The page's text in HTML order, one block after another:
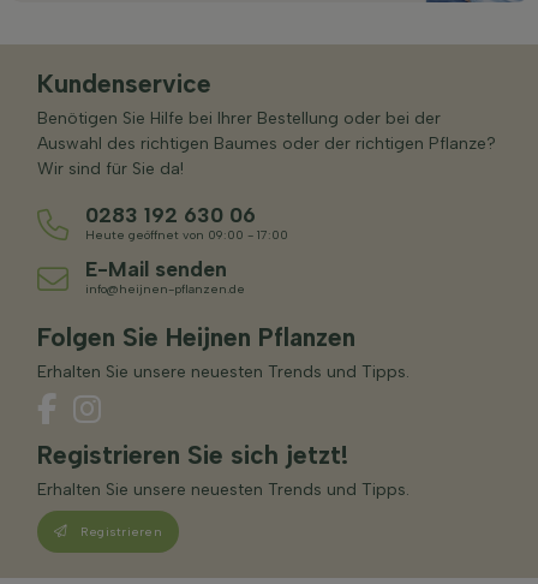
Kundenservice
Benötigen Sie Hilfe bei Ihrer Bestellung oder bei der
Auswahl des richtigen Baumes oder der richtigen Pflanze?
Wir sind für Sie da!
0283 192 630 06
Heute geöffnet von 09:00 - 17:00
E-Mail senden
info@heijnen-pflanzen.de
Folgen Sie Heijnen Pflanzen
Erhalten Sie unsere neuesten Trends und Tipps.
Registrieren Sie sich jetzt!
Erhalten Sie unsere neuesten Trends und Tipps.
Registrieren